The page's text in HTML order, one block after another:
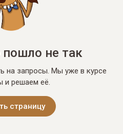
пошло не так
на запросы. Мы уже в курсе
и решаем её.
страницу